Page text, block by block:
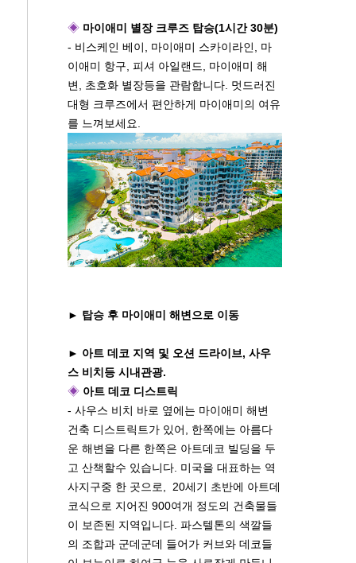
◈ 마이애미 별장 크루즈 탑승(1시간 30분)
- 비스케인 베이, 마이애미 스카이라인, 마
이애미 항구, 피셔 아일랜드, 마이애미 해
변, 초호화 별장등을 관람합니다. 멋드러진
대형 크루즈에서 편안하게 마이애미의 여유
를 느껴보세요.
► 탑승 후 마이애미 해변으로 이동
► 아트 데코 지역 및 오션 드라이브, 사우
스 비치등 시내관광.
◈ 아트 데코 디스트릭
- 사우스 비치 바로 옆에는 마이애미 해변
건축 디스트릭트가 있어, 한쪽에는 아름다
운 해변을 다른 한쪽은 아트데코 빌딩을 두
고 산책할수 있습니다. 미국을 대표하는 역
사지구중 한 곳으로, 20세기 초반에 아트데
코식으로 지어진 900여개 정도의 건축물들
이 보존된 지역입니다. 파스텔톤의 색깔들
의 조합과 군데군데 들어가 커브와 데코들